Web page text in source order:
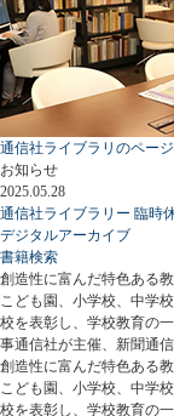
通信社ライブラリのペー
お知らせ
2025.05.28
通信社ライブラリー 臨時
デジタルアーカイブ
書籍検索
創造性に富んだ特色ある
こども園、小学校、中学
校を表彰し、学校教育の
事通信社が主催、新聞通
創造性に富んだ特色ある
こども園、小学校、中学
校を表彰し、学校教育の